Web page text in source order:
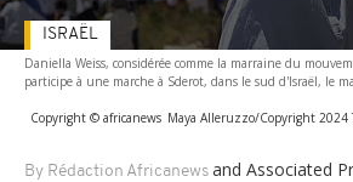
Daniella Weiss, considérée comme la marraine du
participe à une marche à Sderot, dans le sud d'Israël, le
Copyright © africanews Maya Alleruzzo/Copyright 2024
By Rédaction Africanews and Associated
ISRAËL